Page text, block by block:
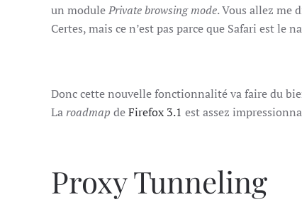
un modulePrivate browsing mode. Vous allez me
Certes, mais ce n’est pas parce que Safari est le
Donc cette nouvelle fonctionnalité va faire du
Laroadmap deFirefox 3.1 est assez
Proxy Tunneling